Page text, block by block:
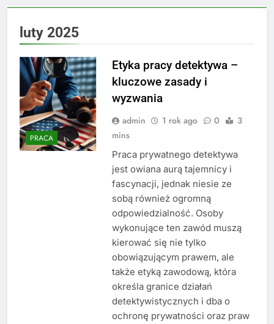
luty 2025
PRACA
Etyka pracy detektywa –
kluczowe zasady i
wyzwania
admin 1 rok ago 0
3
mins
Praca prywatnego detektywa
jest owiana aurą tajemnicy i
fascynacji, jednak niesie ze
sobą również ogromną
odpowiedzialność. Osoby
wykonujące ten zawód muszą
kierować się nie tylko
obowiązującym prawem, ale
także etyką zawodową, która
określa granice działań
detektywistycznych i dba o
ochronę prywatności oraz praw